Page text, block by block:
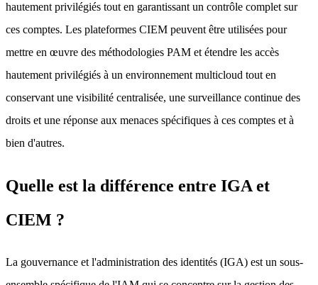
hautement privilégiés tout en garantissant un contrôle complet sur
ces comptes. Les plateformes CIEM peuvent être utilisées pour
mettre en œuvre des méthodologies PAM et étendre les accès
hautement privilégiés à un environnement multicloud tout en
conservant une visibilité centralisée, une surveillance continue des
droits et une réponse aux menaces spécifiques à ces comptes et à
bien d'autres.
Quelle est la différence entre IGA et
CIEM ?
La gouvernance et l'administration des identités (IGA) est un sous-